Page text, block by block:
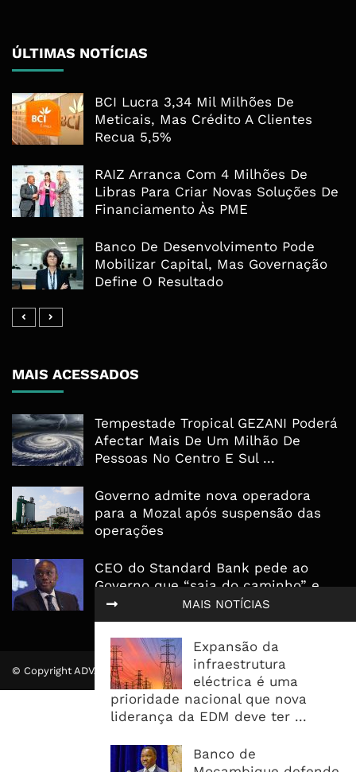
MAIS NOTÍCIAS
Expansão da
infraestrutura
eléctrica é uma
prioridade nacional que nova
liderança da EDM deve ter ...
Banco de
ÚLTIMAS NOTÍCIAS
BCI Lucra 3,34 Mil Milhões De
Meticais, Mas Crédito A Clientes
Recua 5,5%
RAIZ Arranca Com 4 Milhões De
Libras Para Criar Novas Soluções De
Financiamento Às PME
Banco De Desenvolvimento Pode
Mobilizar Capital, Mas Governação
Define O Resultado
MAIS ACESSADOS
Tempestade Tropical GEZANI Poderá
Afectar Mais De Um Milhão De
Pessoas No Centro E Sul ...
Governo admite nova operadora
para a Mozal após suspensão das
operações
CEO do Standard Bank pede ao
Governo que “saia do caminho” e
facilite os negócios
© Copyright ADVALUE. Todos Direitos Reservados.